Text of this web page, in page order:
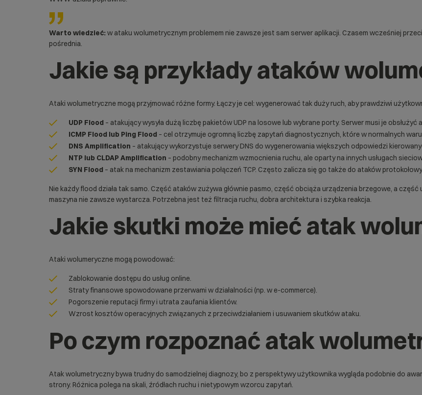
Warto wiedzieć: w ataku wolumetrycznym problemem nie zawsze jest sam serwer aplikacji. Czasem wcześniej
pośrednia.
Jakie są przykłady ataków
Ataki wolumetryczne mogą przyjmować różne formy. Łączy je cel: wygenerować tak duży ruch, aby prawdziwi
UDP Flood – atakujący wysyła dużą liczbę pakietów UDP na losowe lub wybrane porty. Serwer musi je
ICMP Flood lub Ping Flood – cel otrzymuje ogromną liczbę zapytań diagnostycznych, które w normalnych
DNS Amplification – atakujący wykorzystuje serwery DNS do wygenerowania większych odpowiedzi
NTP lub CLDAP Amplification – podobny mechanizm wzmocnienia ruchu, ale oparty na innych usługach
SYN Flood – atak na mechanizm zestawiania połączeń TCP. Często zalicza się go także do ataków
Nie każdy flood działa tak samo. Część ataków zużywa głównie pasmo, część obciąża urządzenia brzegowe, a
maszyna nie zawsze wystarcza. Potrzebna jest też filtracja ruchu, dobra architektura i szybka reakcja.
Jakie skutki może mieć atak
Ataki wolumeryczne mogą powodować:
Zablokowanie dostępu do usług online.
Straty finansowe spowodowane przerwami w działalności (np. w e-commerce).
Pogorszenie reputacji firmy i utrata zaufania klientów.
Wzrost kosztów operacyjnych związanych z przeciwdziałaniem i usuwaniem skutków ataku.
Po czym rozpoznać atak
Atak wolumetryczny bywa trudny do samodzielnej diagnozy, bo z perspektywy użytkownika wygląda podobnie do
strony. Różnica polega na skali, źródłach ruchu i nietypowym wzorcu zapytań.